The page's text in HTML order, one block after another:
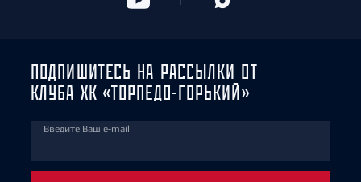
ПОДПИШИТЕСЬ НА РАССЫЛКИ ОТ
КЛУБА ХК «ТОРПЕДО-ГОРЬКИЙ»
Введите Ваш e-mail